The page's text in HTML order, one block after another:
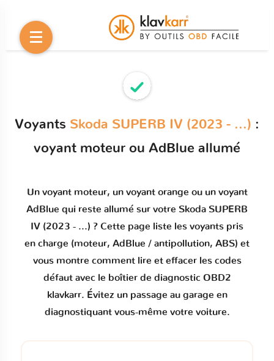
Voyants Skoda SUPERB IV (2023 - ...) :
voyant moteur ou AdBlue allumé
Un voyant moteur, un voyant orange ou un voyant
AdBlue qui reste allumé sur votre Skoda SUPERB
IV (2023 - ...) ? Cette page liste les voyants pris
en charge (moteur, AdBlue / antipollution, ABS) et
vous montre comment lire et effacer les codes
défautavec le boîtier de diagnostic OBD2
klavkarr. Évitez un passage au garage en
diagnostiquant vous-même votre voiture.